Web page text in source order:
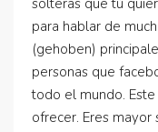
solteras que tú
para hablar de
(gehoben)
personas que
todo el mundo.
ofrecer. Eres